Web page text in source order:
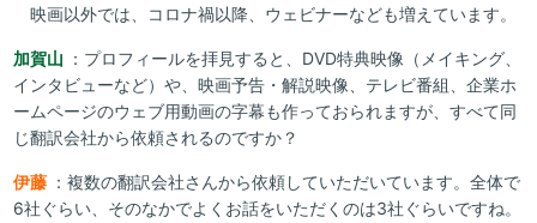
映画以外では、コロナ禍以降、ウェビナーなども増えています。
加賀山 ：プロフィールを拝見すると、DVD特典映像（メイキング、
インタビューなど）や、映画予告・解説映像、テレビ番組、企業ホ
ームページのウェブ用動画の字幕も作っておられますが、すべて同
じ翻訳会社から依頼されるのですか？
伊藤 ：複数の翻訳会社さんから依頼していただいています。全体で
6社ぐらい、そのなかでよくお話をいただくのは3社ぐらいですね。